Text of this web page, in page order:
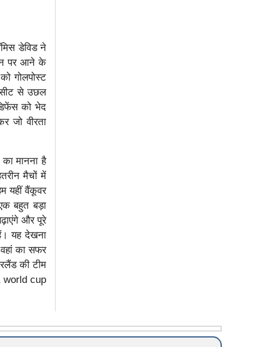
डेविड ने
पर आने के
गोलपोस्ट
सीट से उछल
को भेद
जो वीरता
मानना है
मैचों में
यहीं वैंकूवर
बहुत बड़ा
और पूरे
यह देखना
का सफर
की टीम
world cup